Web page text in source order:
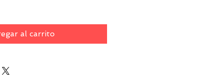
al carrito